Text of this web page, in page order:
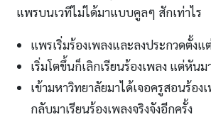
แพรบนเวทีไม่ได้มาแบบคูลๆ สักเท่าไร
แพรเริ่มร้องเพลงและลงประกวดตั้งแ
เริ่มโตขึ้นก็เลิกเรียนร้องเพลง แต่หันม
เข้ามหาวิทยาลัยมาได้เจอครูสอนร้อง
กลับมาเรียนร้องเพลงจริงจังอีกครั้ง